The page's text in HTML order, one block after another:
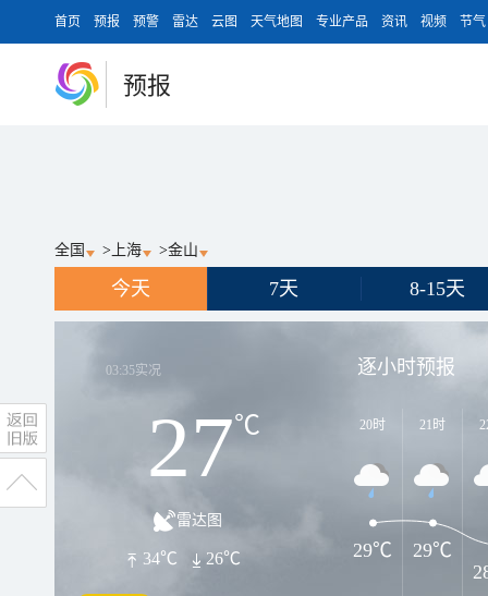
首页 预报 预警 雷达 云图 天气地图 专业产品 资讯 视频 节气
预报
全国 > 上海 >金山
今天 7天 8-15天
03:35实况
27℃
雷达图
34℃ 26℃
逐小时预报
20时 21时
29℃
29℃